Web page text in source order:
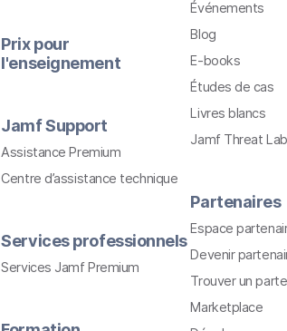
Prix pour
l'enseignement
Jamf Support
Assistance Premium
Centre d’assistance technique
Services professionnels
Services Jamf Premium
Événements
Blog
E-books
Études de cas
Livres blancs
Jamf Threat
Partenaires
Espace
Devenir
Trouver un
Marketplace